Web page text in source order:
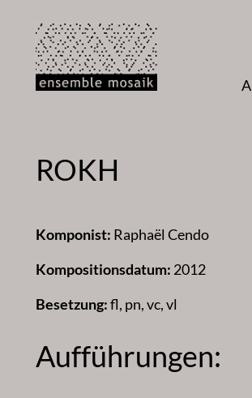
Inhalt
springen
ROKH
Komponist: Raphaël Cendo
Kompositionsdatum: 2012
Besetzung:fl, pn, vc, vl
Aufführungen: